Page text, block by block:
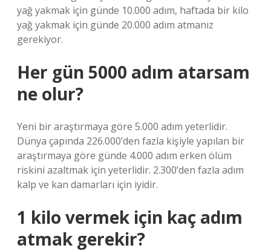
yağ yakmak için günde 10.000 adım, haftada bir kilo
yağ yakmak için günde 20.000 adım atmanız
gerekiyor.
Her gün 5000 adım atarsam
ne olur?
Yeni bir araştırmaya göre 5.000 adım yeterlidir.
Dünya çapında 226.000’den fazla kişiyle yapılan bir
araştırmaya göre günde 4.000 adım erken ölüm
riskini azaltmak için yeterlidir. 2.300’den fazla adım
kalp ve kan damarları için iyidir.
1 kilo vermek için kaç adım
atmak gerekir?